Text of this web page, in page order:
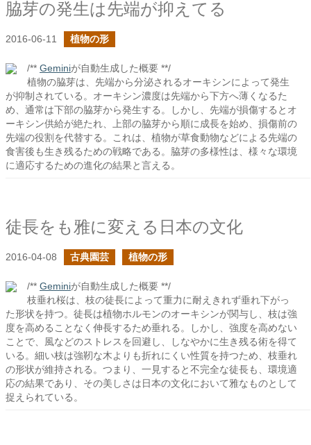
脇芽の発生は先端が抑えてる
2016-06-11 植物の形
/** Geminiが自動生成した概要 **/
植物の脇芽は、先端から分泌されるオーキシンによって発生
が抑制されている。オーキシン濃度は先端から下方へ薄くなるた
め、通常は下部の脇芽から発生する。しかし、先端が損傷するとオ
ーキシン供給が絶たれ、上部の脇芽から順に成長を始め、損傷前の
先端の役割を代替する。これは、植物が草食動物などによる先端の
食害後も生き残るための戦略である。脇芽の多様性は、様々な環境
に適応するための進化の結果と言える。
徒長をも雅に変える日本の文化
2016-04-08 古典園芸 植物の形
/** Geminiが自動生成した概要 **/
枝垂れ桜は、枝の徒長によって重力に耐えきれず垂れ下がっ
た形状を持つ。徒長は植物ホルモンのオーキシンが関与し、枝は強
度を高めることなく伸長するため垂れる。しかし、強度を高めない
ことで、風などのストレスを回避し、しなやかに生き残る術を得て
いる。細い枝は強靭な木よりも折れにくい性質を持つため、枝垂れ
の形状が維持される。つまり、一見すると不完全な徒長も、環境適
応の結果であり、その美しさは日本の文化において雅なものとして
捉えられている。